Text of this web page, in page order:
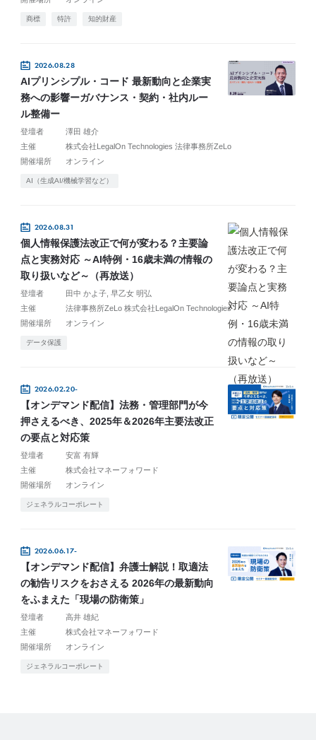
商標 特許 知的財産
2026.08.28
AIプリンシプル・コード 最新動向と企業実
務への影響ーガバナンス・契約・社内ルー
ル整備ー
登壇者
澤田 雄介
主催
株式会社LegalOn Technologies 法律事務所ZeLo
開催場所
オンライン
AI（生成AI/機械学習など）
2026.08.31
個人情報保護法改正で何が変わる？主要論
点と実務対応 ～AI特例・16歳未満の情報の
取り扱いなど～（再放送）
登壇者 田中 かよ子 早乙女 明弘
主催
法律事務所ZeLo 株式会社LegalOn Technologies
開催場所
オンライン
データ保護
2026.02.20-
【オンデマンド配信】法務・管理部門が今
押さえるべき、2025年＆2026年主要法改正
の要点と対応策
登壇者
安富 有輝
主催
株式会社マネーフォワード
開催場所
オンライン
ジェネラルコーポレート
2026.06.17-
【オンデマンド配信】弁護士解説！取適法
の勧告リスクをおさえる 2026年の最新動向
をふまえた「現場の防衛策」
登壇者
高井 雄紀
主催
株式会社マネーフォワード
開催場所
オンライン
ジェネラルコーポレート